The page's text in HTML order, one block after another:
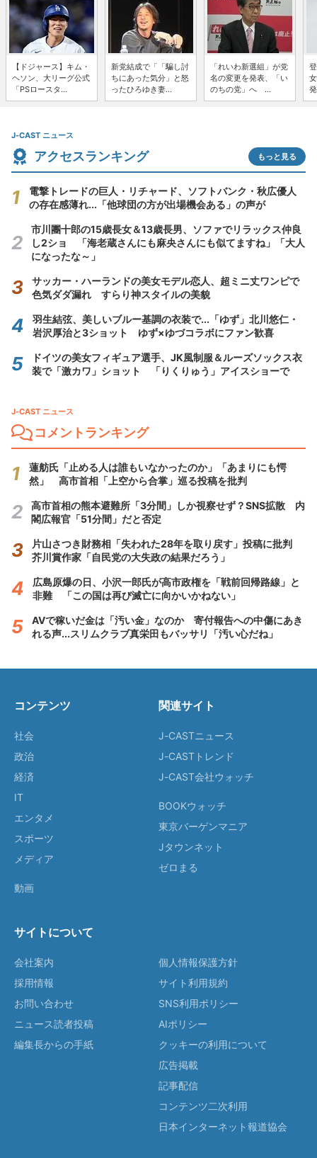
【ドジャース】キム・
ヘソン、大リーグ公式
「PSロースタ...
新党結成で「「騙し討
ちにあった気分」と怒
ったひろゆき妻...
「れいわ新選組」が党
名の変更を発表、「い
のちの党」へ ...
J-CAST ニュース
アクセスランキング もっと見る
電撃トレードの巨人・リチャード、ソフトバンク・秋広優人
の存在感薄れ...「他球団の方が出場機会ある」の声が
市川團十郎の15歳長女＆13歳長男、ソファでリラックス仲良
し2ショ 「海老蔵さんにも麻央さんにも似てますね」「大人
になったな～」
サッカー・ハーランドの美女モデル恋人、超ミニ丈ワンピで
色気ダダ漏れ すらり神スタイルの美貌
羽生結弦、美しいブルー基調の衣装で...「ゆず」北川悠仁・
岩沢厚治と3ショット ゆず×ゆづコラボにファン歓喜
ドイツの美女フィギュア選手、JK風制服＆ルーズソックス衣
装で「激カワ」ショット 「りくりゅう」アイスショーで
J-CAST ニュース
コメントランキング
蓮舫氏「止める人は誰もいなかったのか」「あまりにも愕
然」 高市首相「上空から合掌」巡る投稿を批判
高市首相の熊本避難所「3分間」しか視察せず？SNS拡散 内
閣広報官「51分間」だと否定
片山さつき財務相「失われた28年を取り戻す」投稿に批判
芥川賞作家「自民党の大失政の結果だろう」
広島原爆の日、小沢一郎氏が高市政権を「戦前回帰路線」と
非難 「この国は再び滅亡に向かいかねない」
AVで稼いだ金は「汚い金」なのか 寄付報告への中傷にあき
れる声...スリムクラブ真栄田もバッサリ「汚い心だね」
コンテンツ
社会
政治
経済
IT
エンタメ
スポーツ
メディア
動画
関連サイト
J-CASTニュース
J-CASTトレンド
J-CAST会社ウォッチ
BOOKウォッチ
東京バーゲンマニア
Jタウンネット
ゼロまる
サイトについて
会社案内
採用情報
お問い合わせ
ニュース読者投稿
編集長からの手紙
個人情報保護方針
サイト利用規約
SNS利用ポリシー
AIポリシー
クッキーの利用について
広告掲載
記事配信
コンテンツ二次利用
日本インターネット報道協会